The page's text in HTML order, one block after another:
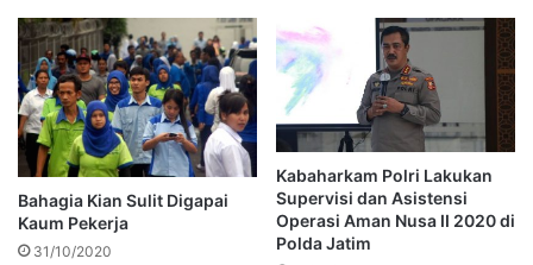
Bahagia Kian Sulit Digapai
Kaum Pekerja
31/10/2020
Kabaharkam Polri Lakukan
Supervisi dan Asistensi
Operasi Aman Nusa II 2020 di
Polda Jatim